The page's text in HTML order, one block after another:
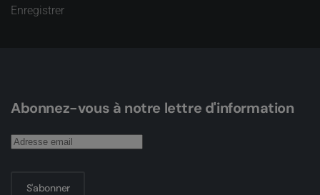
Enregistrer
Abonnez-vous à notre lettre d'information
S'abonner